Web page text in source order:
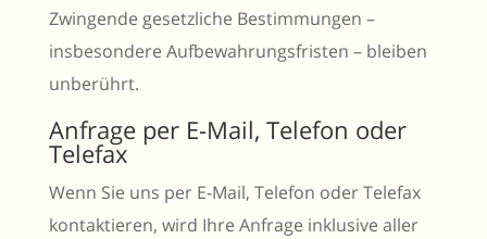
Zwingende gesetzliche Bestimmungen –
insbesondere Aufbewahrungsfristen – bleiben
unberührt.
Anfrage per E-Mail, Telefon oder
Telefax
Wenn Sie uns per E-Mail, Telefon oder Telefax
kontaktieren, wird Ihre Anfrage inklusive aller